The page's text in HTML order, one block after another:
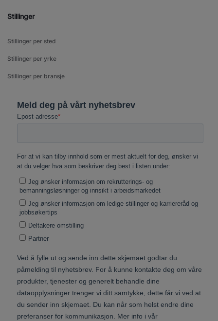
Stillinger
Stillinger per sted
Stillinger per yrke
Stillinger per bransje